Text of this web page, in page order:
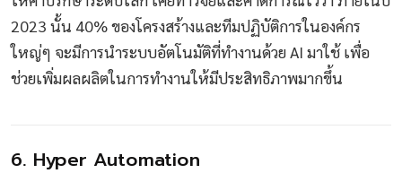
2023 นั้น 40% ของโครงสร้างและทีมปฏิบัติการในองค์กร
ใหญ่ๆ จะมีการนำระบบอัตโนมัติที่ทำงานด้วย AI มาใช้ เพื่อ
ช่วยเพิ่มผลผลิตในการทำงานให้มีประสิทธิภาพมากขึ้น
6. Hyper Automation